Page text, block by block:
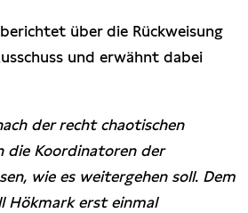
über die Rückweisung
und erwähnt dabei
der recht chaotischen
die Koordinatoren der
wie es weitergehen soll. Dem
Hökmark erst einmal